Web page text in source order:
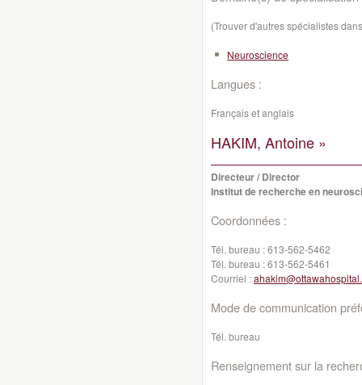
(Trouver d'autres spécialistes
Neuroscience
Langues :
Français et anglais
HAKIM, Antoine »
Directeur / Director
Institut de recherche en
Coordonnées :
Tél. bureau :613-562-5462
Tél. bureau :613-562-5461
Courriel :
Mode de communication
Tél. bureau
Renseignement sur la